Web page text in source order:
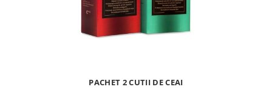
PACHET 2 CUTII DE CEAI